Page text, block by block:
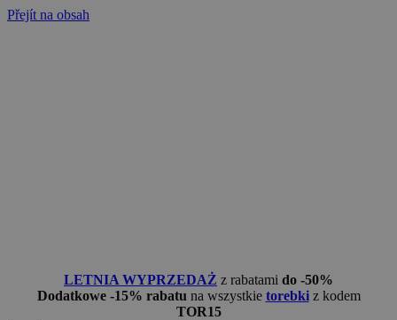
Přejít na obsah
LETNIA WYPRZEDAŻ z rabatami do -50%
Dodatkowe -15% rabatu na wszystkie torebkiz kodem
TOR15